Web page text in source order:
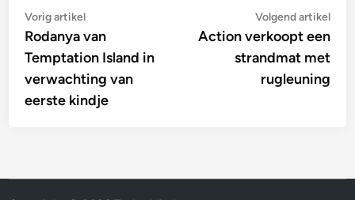
Bericht
navigatie
Vorig artikelVorig
artikel:
Rodanya van
Temptation Island in
verwachting van
eerste kindje
Volgend artikel
Action verkoopt een
strandmat met
rugleuning